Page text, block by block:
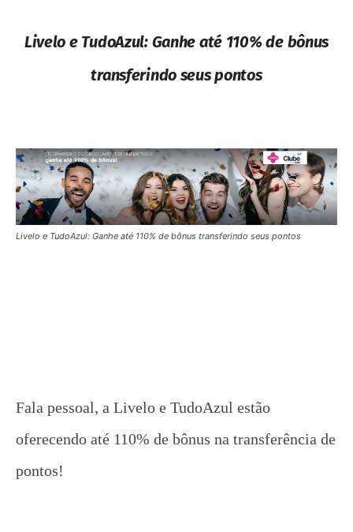
Livelo e TudoAzul: Ganhe até 110% de bônus
transferindo seus pontos
Livelo e TudoAzul: Ganhe até 110% de bônus transferindo seus pontos
Fala pessoal, a Livelo e TudoAzul estão
oferecendo até 110% de bônus na transferência de
pontos!